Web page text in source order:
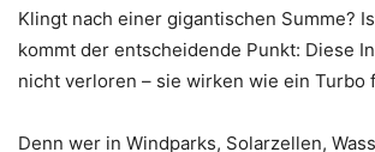
Klingt nach einer gigantischen Summe?
kommt der entscheidende Punkt: Diese
nicht verloren – sie wirken wie ein Turbo
Denn wer in Windparks, Solarzellen,